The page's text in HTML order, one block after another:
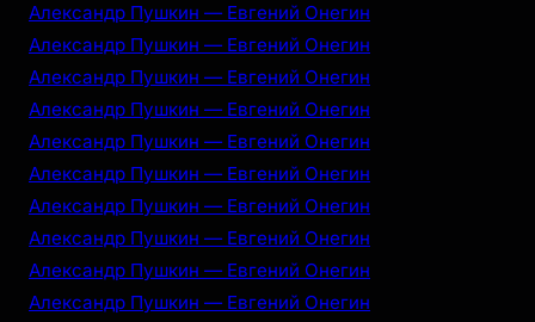
Александр Пушкин — Евгений Онегин
Александр Пушкин — Евгений Онегин
Александр Пушкин — Евгений Онегин
Александр Пушкин — Евгений Онегин
Александр Пушкин — Евгений Онегин
Александр Пушкин — Евгений Онегин
Александр Пушкин — Евгений Онегин
Александр Пушкин — Евгений Онегин
Александр Пушкин — Евгений Онегин
Александр Пушкин — Евгений Онегин